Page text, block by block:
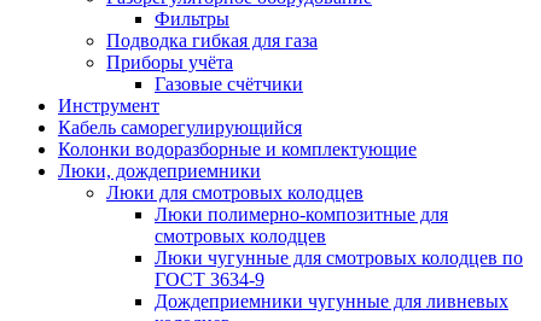
Фильтры
Подводка гибкая для газа
Приборы учёта
Газовые счётчики
Инструмент
Кабель саморегулирующийся
Колонки водоразборные и комплектующие
Люки, дождеприемники
Люки для смотровых колодцев
Люки полимерно-композитные для
смотровых колодцев
Люки чугунные для смотровых колодцев по
ГОСТ 3634-9
Дождеприемники чугунные для ливневых